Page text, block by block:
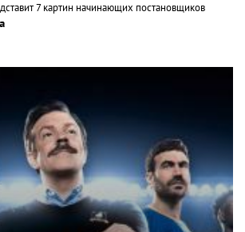
7 картин начинающих постановщиков